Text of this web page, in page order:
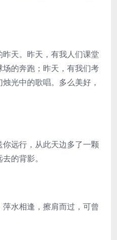
天。昨天，有我人们课堂
的奔跑；昨天，有我们考
光中的歌唱。多么美好，
远行，从此天边多了一颗
的背影。
水相逢，擦肩而过，可曾